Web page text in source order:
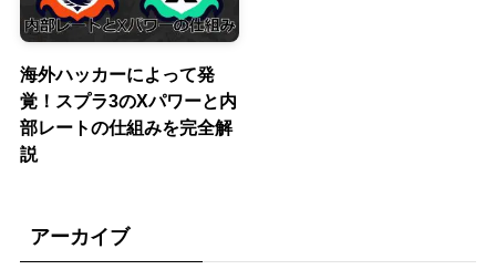
海外ハッカーによって発
覚！スプラ3のXパワーと内
部レートの仕組みを完全解
説
アーカイブ